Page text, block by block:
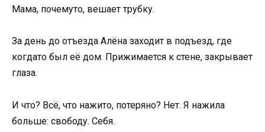
Мама, почемуто, вешает трубку.
За день до отъезда Алёна заходит в подъезд, где
когдато был её дом. Прижимается к стене, закрывает
глаза.
И что? Всё, что нажито, потеряно? Нет. Я нажила
больше: свободу. Себя.